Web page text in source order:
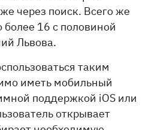
через поиск. Всего же
более 16 с половиной
Львова.
таким
иметь мобильный
поддержкой iOS или
открывает